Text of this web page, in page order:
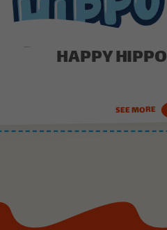
HAPPY HIPPO
SEE MORE